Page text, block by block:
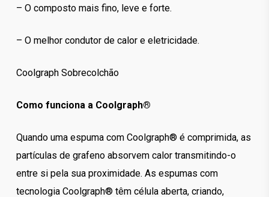
– O composto mais fino, leve e forte.
– O melhor condutor de calor e eletricidade.
Coolgraph Sobrecolchão
Como funciona a Coolgraph®
Quando uma espuma com Coolgraph® é comprimida, as
partículas de grafeno absorvem calor transmitindo-o
entre si pela sua proximidade. As espumas com
tecnologia Coolgraph® têm célula aberta, criando,